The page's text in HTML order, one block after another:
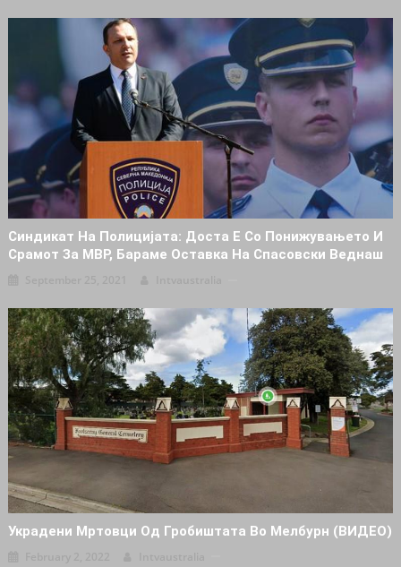
Синдикат На Полицијата: Доста Е Со Понижувањето И
Срамот За МВР, Бараме Оставка На Спасовски Веднаш
Украдени Мртовци Од Гробиштата Во Мелбурн (ВИДЕО)